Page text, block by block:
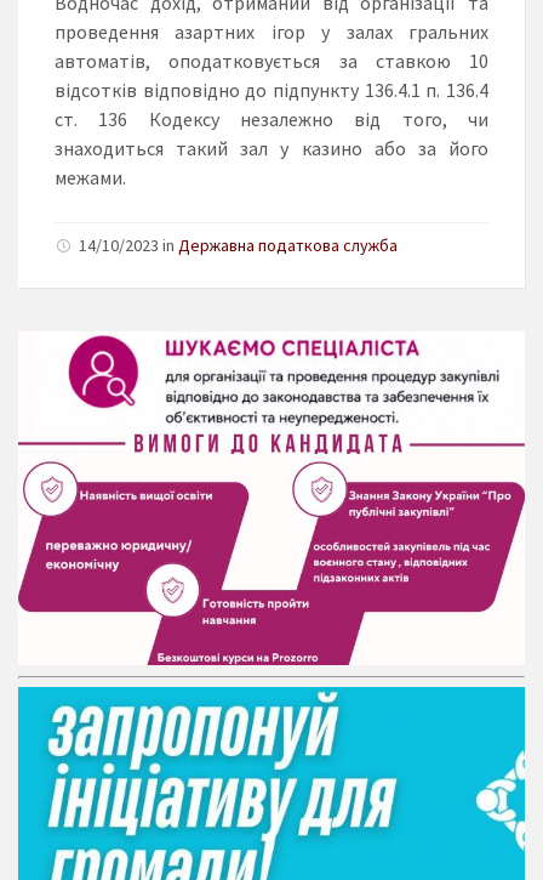
проведення азартних ігор у залах гральних
автоматів, оподатковується за ставкою 10
відсотків відповідно до підпункту 136.4.1 п. 136.4
ст. 136 Кодексу незалежно від того, чи
знаходиться такий зал у казино або за його
межами.
14/10/2023 in Державна податкова служба